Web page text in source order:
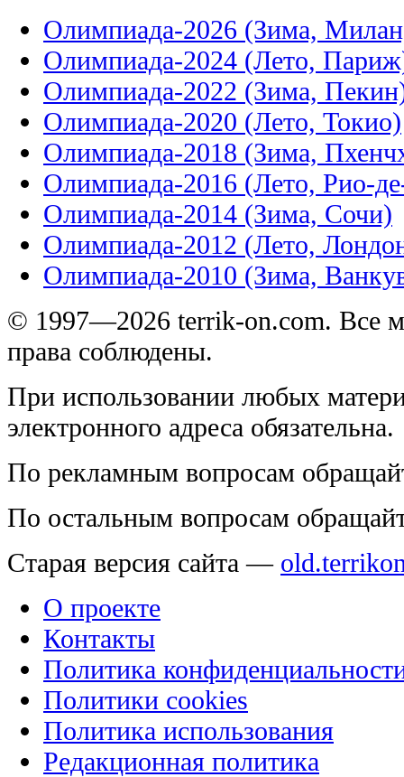
Олимпиада-2026 (Зима,
Олимпиада-2024 (Лето,
Олимпиада-2022 (Зима,
Олимпиада-2020 (Лето, Токио)
Олимпиада-2018 (Зима,
Олимпиада-2016 (Лето, Рио-
Олимпиада-2014 (Зима, Сочи)
Олимпиада-2012 (Лето,
Олимпиада-2010 (Зима,
© 1997—2026 terrik-on.com. Все
права соблюдены.
При использовании любых
электронного адреса обязательна.
По рекламным вопросам
По остальным вопросам
Старая версия сайта —
О проекте
Контакты
Политика
Политики cookies
Политика использования
Редакционная политика